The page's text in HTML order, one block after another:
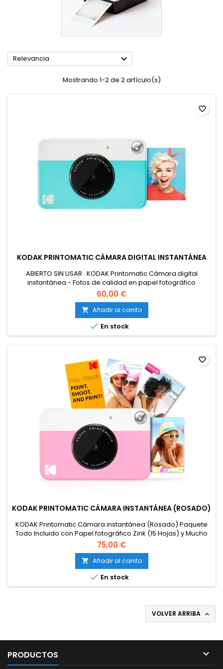
Relevancia 
Mostrando 1-2 de 2 artículo(s)
KODAK PRINTOMATIC CÁMARA DIGITAL INSTANTÁNEA
ABIERTO SIN USAR . KODAK Printomatic Cámara digital
instantánea - Fotos de calidad en papel fotográfico
adhesivo Zink 2x3" - 5MP, portátil, regalo creativo para
cumpleaños, Navidad, fiestas - Azul
60,00 €
 Añadir al carrito
 En stock
favorite_border
KODAK PRINTOMATIC CÁMARA INSTANTÁNEA (ROSADO)
KODAK Printomatic Cámara instantánea (Rosado) Paquete
Todo Incluido con Papel fotográfico Zink (15 Hojas) y Mucho
más
75,00 €
 Añadir al carrito
 En stock
favorite_border
VOLVER ARRIBA 
PRODUCTOS 